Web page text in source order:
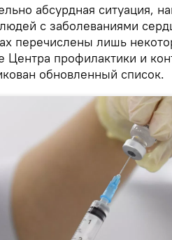
абсурдная ситуация,
с заболеваниями
перечислены лишь
Центра профилактики и
обновленный список.